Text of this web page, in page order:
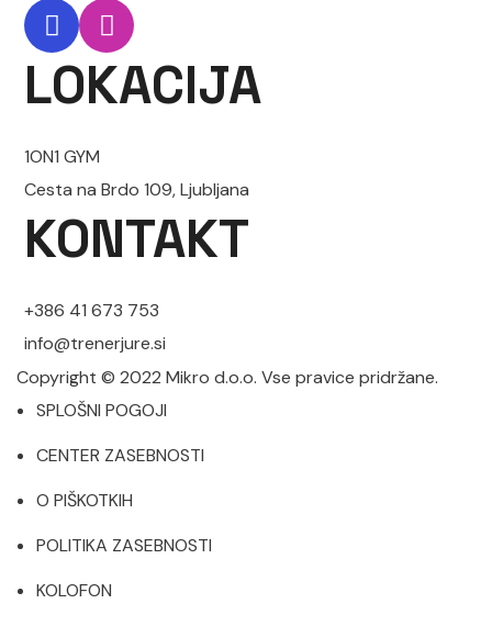
LOKACIJA
1ON1 GYM
Cesta na Brdo 109, Ljubljana
KONTAKT
+386 41 673 753
info@trenerjure.si
Copyright © 2022 Mikro d.o.o. Vse pravice pridržane.
SPLOŠNI POGOJI
CENTER ZASEBNOSTI
O PIŠKOTKIH
POLITIKA ZASEBNOSTI
KOLOFON